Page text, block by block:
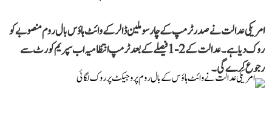
امریکی عدالت نے صدر ٹرمپ کے چار سو ملین ڈالر کے وائٹ ہاؤس بال روم منصوبے کو
روک دیا ہے۔ عدالت کے 2-1 فیصلے کے بعد ٹرمپ انتظامیہ اب سپریم کورٹ سے
رجوع کرے گی۔